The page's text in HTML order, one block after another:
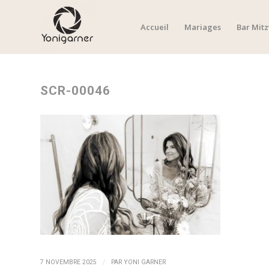
Accueil Mariages Bar
SCR-00046
7 NOVEMBRE 2025 / PAR YONI GARNER